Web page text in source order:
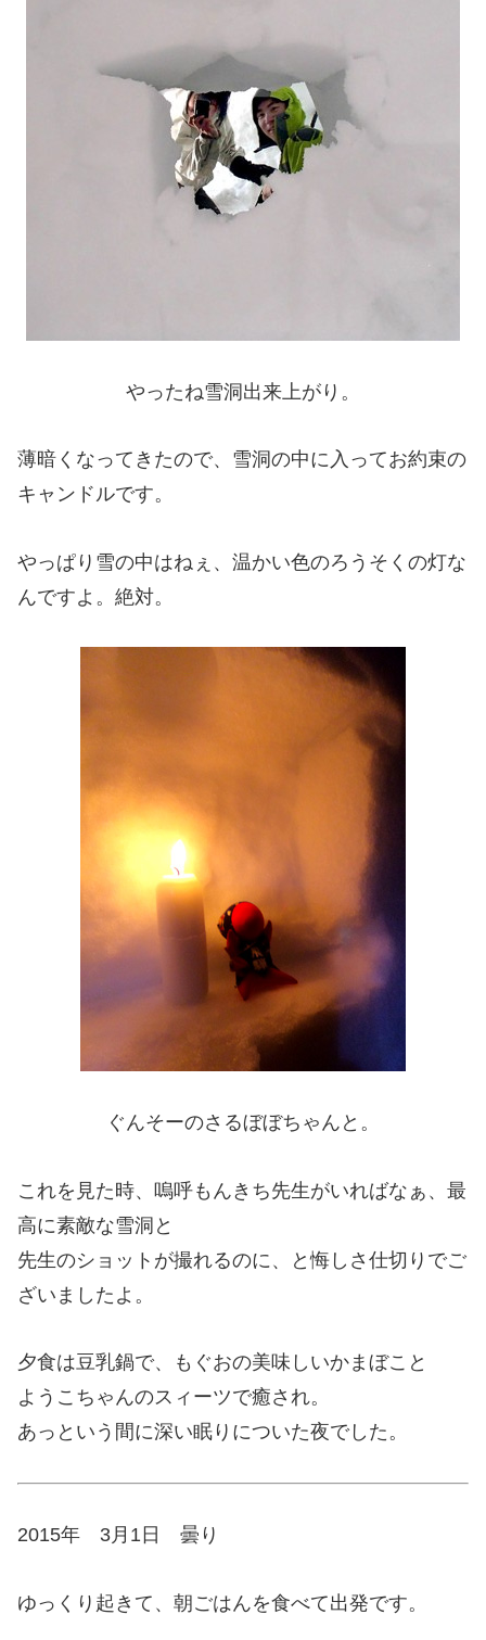
やったね雪洞出来上がり。
薄暗くなってきたので、雪洞の中に入ってお約束の
キャンドルです。
やっぱり雪の中はねぇ、温かい色のろうそくの灯な
んですよ。絶対。
ぐんそーのさるぼぼちゃんと。
これを見た時、嗚呼もんきち先生がいればなぁ、最
高に素敵な雪洞と
先生のショットが撮れるのに、と悔しさ仕切りでご
ざいましたよ。
夕食は豆乳鍋で、もぐおの美味しいかまぼこと
ようこちゃんのスィーツで癒され。
あっという間に深い眠りについた夜でした。
2015年 3月1日 曇り
ゆっくり起きて、朝ごはんを食べて出発です。